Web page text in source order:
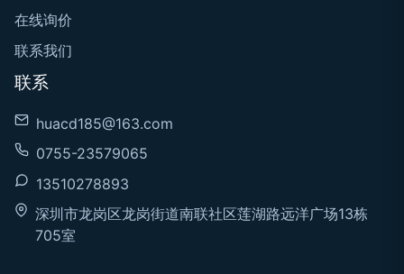
在线询价
联系我们
联系
huacd185@163.com
0755-23579065
13510278893
深圳市龙岗区龙岗街道南联社区莲湖路远洋广场13栋
705室